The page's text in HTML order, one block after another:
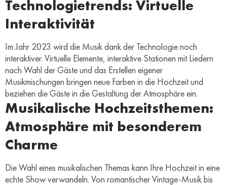
Technologietrends: Virtuelle
Interaktivität
Im Jahr 2023 wird die Musik dank der Technologie noch
interaktiver. Virtuelle Elemente, interaktive Stationen mit Liedern
nach Wahl der Gäste und das Erstellen eigener
Musikmischungen bringen neue Farben in die Hochzeit und
beziehen die Gäste in die Gestaltung der Atmosphäre ein.
Musikalische Hochzeitsthemen:
Atmosphäre mit besonderem
Charme
Die Wahl eines musikalischen Themas kann Ihre Hochzeit in eine
echte Show verwandeln. Von romantischer Vintage-Musik bis